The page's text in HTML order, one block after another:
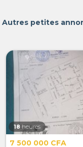
Autres petites
18 heures
7 500 000 CFA